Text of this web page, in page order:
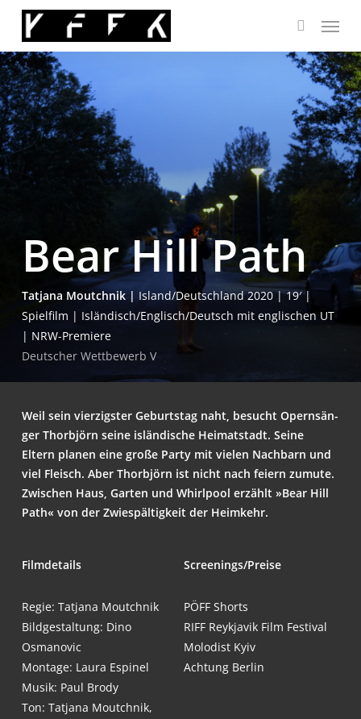
main
content
search
Menu
Bear Hill Path
Tat­ja­na Moutch­nik | Island/Deutschland 2020 | 19′ |
Spiel­film | Isländisch/Englisch/Deutsch mit eng­li­schen UT
| NRW-Premiere
Deut­scher Wett­be­werb V
Weil sein vier­zigs­ter Geburts­tag naht, besucht Opern­sän­
ger Thorb­jörn sei­ne islän­di­sche Hei­mat­stadt. Sei­ne
Eltern pla­nen eine gro­ße Par­ty mit vie­len Nach­barn und
viel Fleisch. Aber Thorb­jörn ist nicht nach fei­ern zumu­te.
Zwi­schen Haus, Gar­ten und Whirl­pool erzählt »Bear Hill
Path« von der Zwie­späl­tig­keit der Heimkehr.
Film­de­tails
Regie: Tat­ja­na Moutchnik
Bild­ge­stal­tung: Dino
Osmanovic
Mon­ta­ge: Lau­ra Espinel
Musik: Paul Brody
Ton: Tat­ja­na Moutch­nik,
Screenings/Preise
PÖFF Shorts
RIFF Reykja­vik Film Festival
Molo­dist Kyiv
Ach­tung Berlin